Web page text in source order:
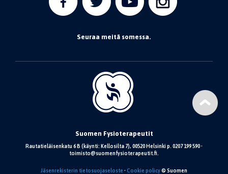
Seuraa meitä somessa.
Suomen Fysioterapeutit
Rautatieläisenkatu 6 B (käynti: Kellosilta 7), 00520 Helsinki p. 0207 199 590 •
toimisto@suomenfysioterapeutit.fi.
Jäsenrekisterin tietosuojaseloste • Cookie policy© Suomen